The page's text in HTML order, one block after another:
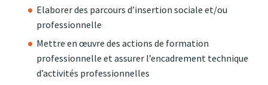
Elaborer des parcours d’insertion sociale et/ou
professionnelle
Mettre en œuvre des actions de formation
professionnelle et assurer l’encadrement technique
d’activités professionnelles